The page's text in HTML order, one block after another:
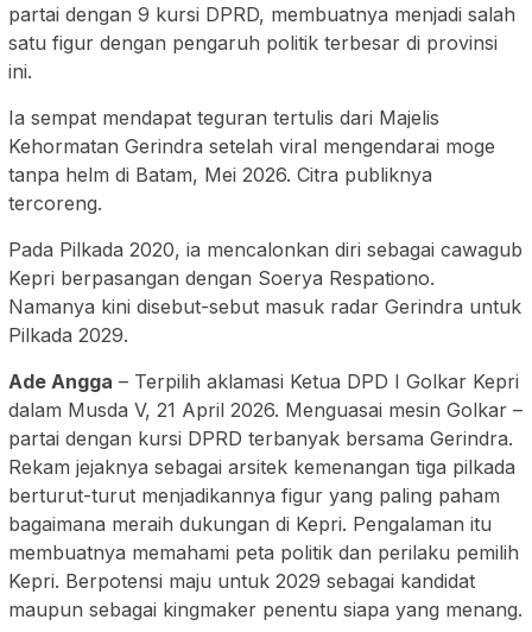
partai dengan 9 kursi DPRD, membuatnya menjadi salah
satu figur dengan pengaruh politik terbesar di provinsi
ini.
Ia sempat mendapat teguran tertulis dari Majelis
Kehormatan Gerindra setelah viral mengendarai moge
tanpa helm di Batam, Mei 2026. Citra publiknya
tercoreng.
Pada Pilkada 2020, ia mencalonkan diri sebagai cawagub
Kepri berpasangan dengan Soerya Respationo.
Namanya kini disebut-sebut masuk radar Gerindra untuk
Pilkada 2029.
Ade Angga – Terpilih aklamasi Ketua DPD I Golkar Kepri
dalam Musda V, 21 April 2026. Menguasai mesin Golkar –
partai dengan kursi DPRD terbanyak bersama Gerindra.
Rekam jejaknya sebagai arsitek kemenangan tiga pilkada
berturut-turut menjadikannya figur yang paling paham
bagaimana meraih dukungan di Kepri. Pengalaman itu
membuatnya memahami peta politik dan perilaku pemilih
Kepri. Berpotensi maju untuk 2029 sebagai kandidat
maupun sebagai kingmaker penentu siapa yang menang.